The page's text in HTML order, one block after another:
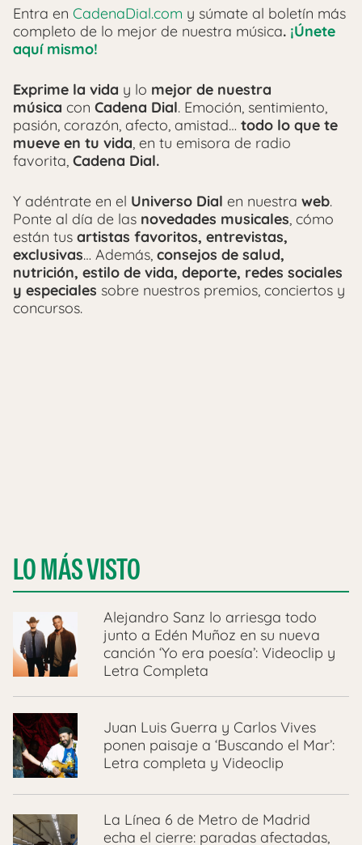
Entra en CadenaDial.com y súmate al boletín más
completo de lo mejor de nuestra música. ¡Únete
aquí mismo!
Exprime la vida y lo mejor de nuestra
música con Cadena Dial. Emoción, sentimiento,
pasión, corazón, afecto, amistad… todo lo que te
mueve en tu vida, en tu emisora de radio
favorita, Cadena Dial.
Y adéntrate en el Universo Dial en nuestra web.
Ponte al día de las novedades musicales, cómo
están tus artistas favoritos, entrevistas,
exclusivas… Además, consejos de salud,
nutrición, estilo de vida, deporte, redes sociales
y especiales sobre nuestros premios, conciertos y
concursos.
LO MÁS VISTO
Alejandro Sanz lo arriesga todo
junto a Edén Muñoz en su nueva
canción ‘Yo era poesía’: Videoclip y
Letra Completa
Juan Luis Guerra y Carlos Vives
ponen paisaje a ‘Buscando el Mar’:
Letra completa y Videoclip
La Línea 6 de Metro de Madrid
echa el cierre: paradas afectadas,